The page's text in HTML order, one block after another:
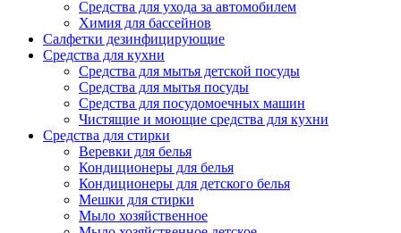
Средства для ухода за автомобилем
Химия для бассейнов
Салфетки дезинфицирующие
Средства для кухни
Средства для мытья детской посуды
Средства для мытья посуды
Средства для посудомоечных машин
Чистящие и моющие средства для кухни
Средства для стирки
Веревки для белья
Кондиционеры для белья
Кондиционеры для детского белья
Мешки для стирки
Мыло хозяйственное